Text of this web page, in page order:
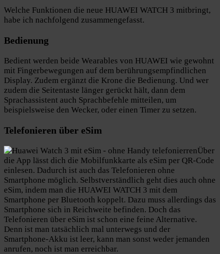
Welche Funktionen die neue HUAWEI WATCH 3 mitbringt,
habe ich nachfolgend zusammengefasst.
Bedienung
Bedient werden beide Wearables von HUAWEI wie gewohnt
mit Fingerbewegungen auf dem berührungsempfindlichen
Display. Zudem ergänzt die Krone die Bedienung. Und wer
zudem die Seitentaste länger gerückt hält, dann dem
Sprachassistent auch Sprachbefehle mitteilen, um
beispielsweise den Wecker, oder einen Timer zu setzen.
Telefonieren über eSim
Über
die App lässt dich die Mobilfunkkarte als eSim per QR-Code
einlesen. Dadurch ist auch das Telefonieren ohne
Smartphone möglich. Selbstverständlich geht dies auch ohne
eSim, indem man die HUAWEI WATCH 3 mit dem
Smartphone per Bluetooth koppelt. Dazu muss allerdings das
Smartphone sich in Reichweite befinden. Doch das
Telefonieren über eSim ist schon eine feine Alternative.
Denn ist man tatsächlich mal unterwegs und der
Smartphone-Akku ist leer, kann man sonst weder jemanden
anrufen, noch ist man erreichbar.